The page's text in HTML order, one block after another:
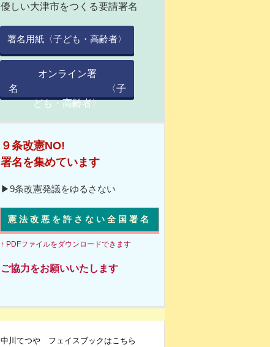
優しい大津市をつくる要請署名
署名用紙〈子ども・高齢者〉
オンライン署
名 〈子
ども・高齢者〉
９条改憲NO!
署名を集めています
▶9条改憲発議をゆるさない
憲法改悪を許さない全国署名
↑ PDFファイルをダウンロードできます
ご協力をお願いいたします
中川てつや フェイスブックはこちら